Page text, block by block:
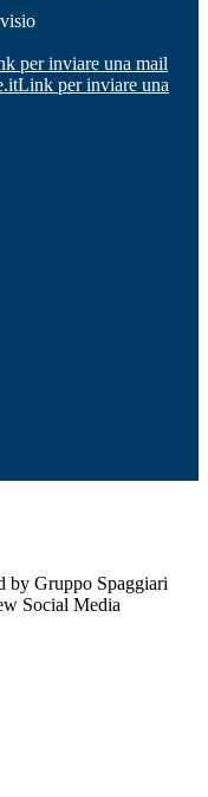
per inviare una mail
Link per inviare una
by Gruppo Spaggiari
Social Media